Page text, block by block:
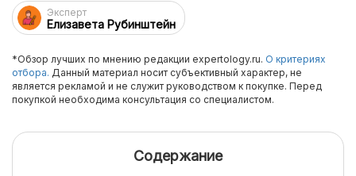
Эксперт
Елизавета Рубинштейн
*Обзор лучших по мнению редакции expertology.ru. О критериях
отбора. Данный материал носит субъективный характер, не
является рекламой и не служит руководством к покупке. Перед
покупкой необходима консультация со специалистом.
Содержание